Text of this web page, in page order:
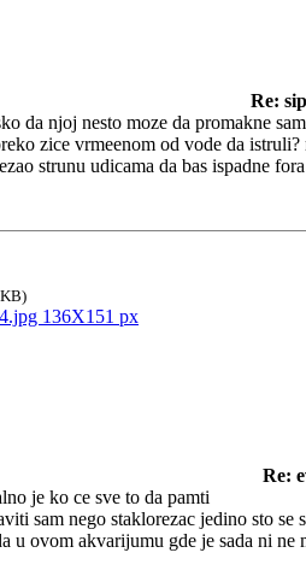
Re:
da njoj nesto moze da promakne
zice vrmeenom od vode da
strunu udicama da bas ispadne fora
Re:
je ko ce sve to da pamti
sam nego staklorezac jedino sto
u ovom akvarijumu gde je sada ni ne